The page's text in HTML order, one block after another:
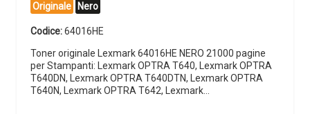
Originale Nero
Codice:64016HE
Toner originale Lexmark 64016HE NERO 21000 pagine
per Stampanti: Lexmark OPTRA T640, Lexmark OPTRA
T640DN, Lexmark OPTRA T640DTN, Lexmark OPTRA
T640N, Lexmark OPTRA T642, Lexmark…